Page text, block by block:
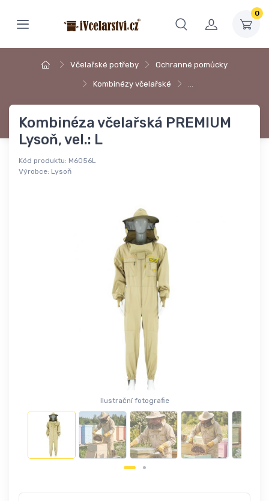
0
Včelařské potřeby Ochranné pomůcky
Kombinézy včelařské …
Kombinéza včelařská PREMIUM
Lysoň, vel.: L
Kód produktu: M6056L
Výrobce: Lysoň
Ilustrační fotografie